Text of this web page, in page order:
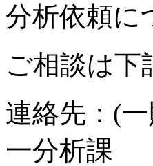
分析依頼に
ご相談は下
連絡先：(
一分析課